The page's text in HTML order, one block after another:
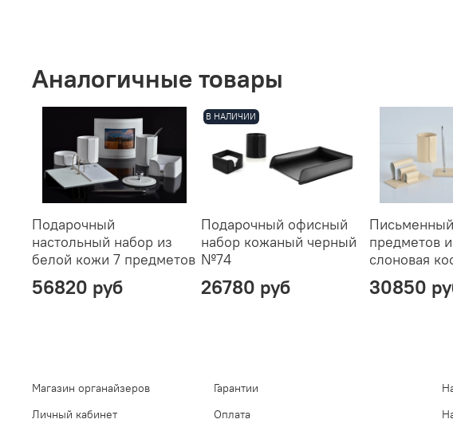
Аналогичные товары
Подарочный
настольный набор из
белой кожи 7 предметов
56820 руб
В НАЛИЧИИ
Подарочный офисный
набор кожаный черный
№74
26780 руб
предметов
слоновая
30850
Магазин органайзеров
Личный кабинет
Гарантии
Оплата